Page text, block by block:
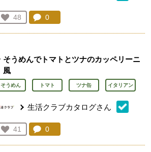
お気に入り登録：
48
人が登録
コメント：
0
そうめんでトマトとツナのカッペリーニ
風
そうめん トマト ツナ缶 イタリアン
生活クラブカタログさん
お気に入り登録：
41
人が登録
コメント：
0